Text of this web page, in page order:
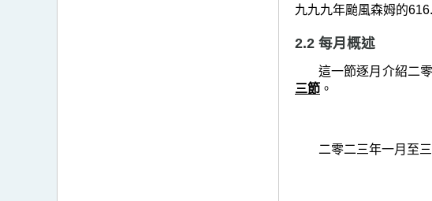
九九九年颱風森姆的
2.2 每月概述
這一節逐月介紹二
三節 。
二零二三年一月至